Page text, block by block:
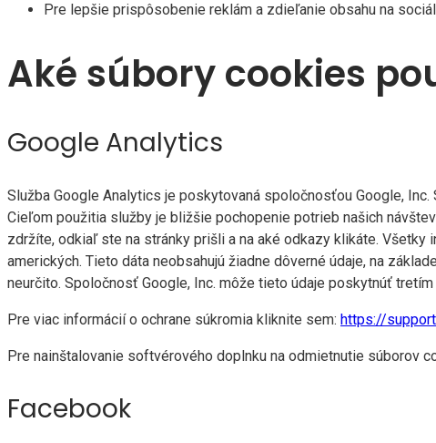
Pre lepšie prispôsobenie reklám a zdieľanie obsahu na
Aké súbory cookies
Google Analytics
Služba Google Analytics je poskytovaná spoločnosťou Google,
Cieľom použitia služby je bližšie pochopenie potrieb našich
zdržíte, odkiaľ ste na stránky prišli a na aké odkazy klikáte.
amerických. Tieto dáta neobsahujú žiadne dôverné údaje, na
neurčito. Spoločnosť Google, Inc. môže tieto údaje poskytnúť
Pre viac informácií o ochrane súkromia kliknite sem: https://
Pre nainštalovanie softvérového doplnku na odmietnutie súborov
Facebook